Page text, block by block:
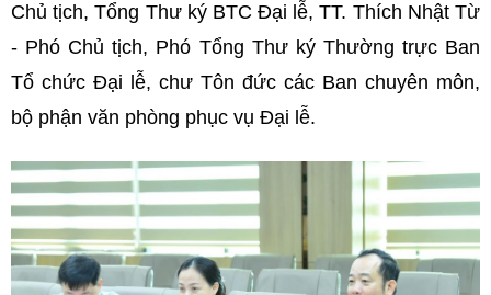
Chủ tịch, Tổng Thư ký BTC Đại lễ, TT. Thích Nhật Từ
- Phó Chủ tịch, Phó Tổng Thư ký Thường trực Ban
Tổ chức Đại lễ, chư Tôn đức các Ban chuyên môn,
bộ phận văn phòng phục vụ Đại lễ.